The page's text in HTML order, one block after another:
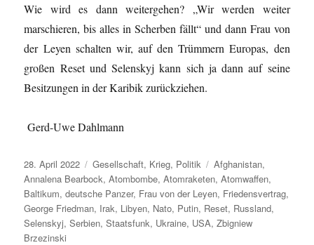
Wie wird es dann weitergehen? „Wir werden weiter
marschieren, bis alles in Scherben fällt“ und dann Frau von
der Leyen schalten wir, auf den Trümmern Europas, den
großen Reset und Selenskyj kann sich ja dann auf seine
Besitzungen in der Karibik zurückziehen.
Gerd-Uwe Dahlmann
Veröffentlicht
am
28. April 2022 Kategorien
Gesellschaft, Krieg, Politik Schlagwörter
Afghanistan,
Annalena Bearbock,Atombombe,Atomraketen,Atomwaffen,
Baltikum,deutsche Panzer, Frau von der Leyen, Friedensvertrag,
George Friedman, Irak, Libyen, Nato, Putin, Reset, Russland,
Selenskyj,Serbien,Staatsfunk, Ukraine, USA,Zbigniew
Brzezinski